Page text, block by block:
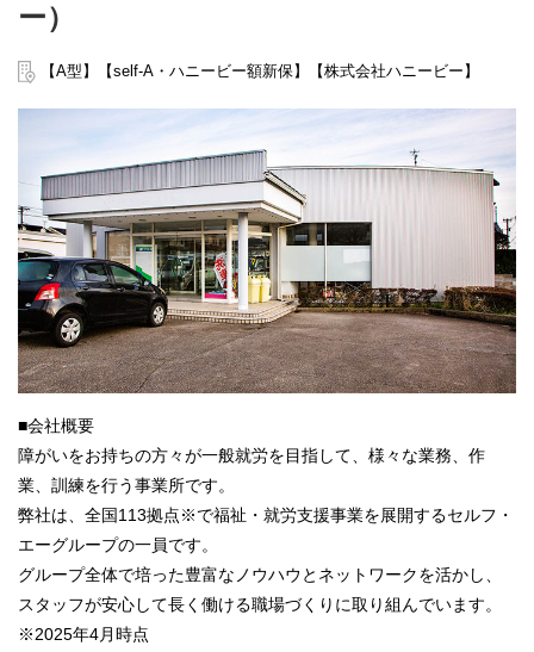
ー）
【A型】【self-A・ハニービー額新保】【株式会社ハニービー】
■会社概要
障がいをお持ちの方々が一般就労を目指して、様々な業務、作
業、訓練を行う事業所です。
弊社は、全国113拠点※で福祉・就労支援事業を展開するセルフ・
エーグループの一員です。
グループ全体で培った豊富なノウハウとネットワークを活かし、
スタッフが安心して長く働ける職場づくりに取り組んでいます。
※2025年4月時点